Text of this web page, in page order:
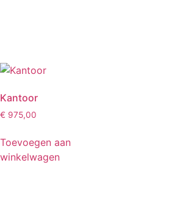
Kantoor
€ 975,00
Toevoegen aan
winkelwagen